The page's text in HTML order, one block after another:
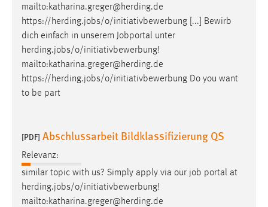
mailto:katharina.greger@herding.de
https://herding.jobs/o/initiativbewerbung [...] Bewirb
dich einfach in unserem Jobportal unter
herding.jobs/o/initiativbewerbung!
mailto:katharina.greger@herding.de
https://herding.jobs/o/initiativbewerbung Do you want
to be part
[PDF] Abschlussarbeit Bildklassifizierung QS
Relevanz:
similar topic with us? Simply apply via our job portal at
herding.jobs/o/initiativbewerbung!
mailto:katharina.greger@herding.de